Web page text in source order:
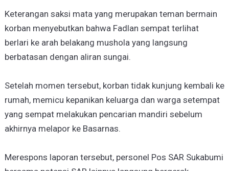
Keterangan saksi mata yang merupakan teman bermain
korban menyebutkan bahwa Fadlan sempat terlihat
berlari ke arah belakang mushola yang langsung
berbatasan dengan aliran sungai.
Setelah momen tersebut, korban tidak kunjung kembali ke
rumah, memicu kepanikan keluarga dan warga setempat
yang sempat melakukan pencarian mandiri sebelum
akhirnya melapor ke Basarnas.
Merespons laporan tersebut, personel Pos SAR Sukabumi